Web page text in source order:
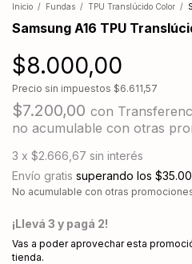
Inicio / Fundas / TPU Translúcido Color /
Samsung A16 TPU
$8.000,00
Precio sin impuestos $6.611,57
$7.200,00 con
no acumulable con otras
3 x $2.666,67 sin interés
Envío gratis superando los
No acumulable con otras
¡Llevá 3 y pagá 2!
Vas a poder aprovechar esta
tienda.